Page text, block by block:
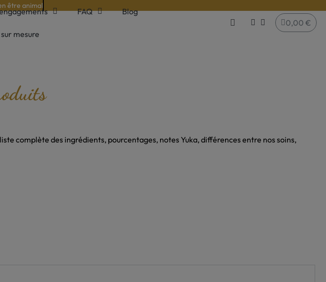
d'une agriculture raisonnée
FAQ Blog
mesure
0,00 €
complète des ingrédients, pourcentages, notes Yuka, différences entre nos soins,